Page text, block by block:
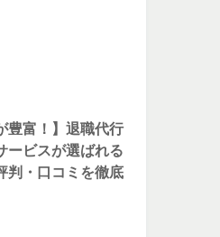
豊富！】退職代行
ービスが選ばれる
判・口コミを徹底